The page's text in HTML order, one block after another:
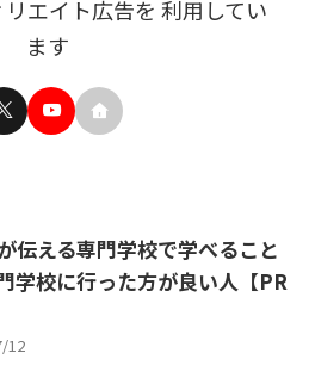
エイト広告を 利用してい
ます
伝える専門学校で学べること
学校に行った方が良い人【PR
12